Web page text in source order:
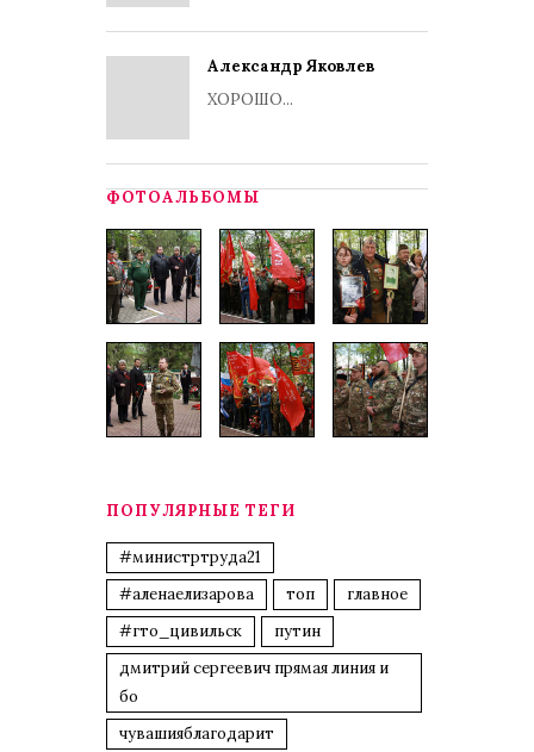
Александр Яковлев
ХОРОШО...
ФОТОАЛЬБОМЫ
ПОПУЛЯРНЫЕ ТЕГИ
#министртруда21
#аленаелизарова
топ
главное
#гто_цивильск
путин
дмитрий сергеевич прямая линия и
бо
чувашияблагодарит